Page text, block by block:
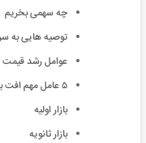
چه سهمی بخریم
توصیه هایی به
عوامل رشد
۵ عامل مهم افت بازار بورس
بازار اولیه
بازار ثانویه